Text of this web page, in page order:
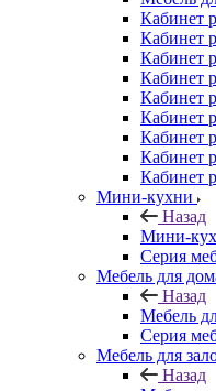
Кабинет
Кабинет
Кабинет
Кабинет
Кабинет
Кабинет
Кабинет
Кабинет
Кабинет
Мини-кухни
Назад
Мини-
Серия
Мебель для
Назад
Мебель
Серия
Мебель для
Назад